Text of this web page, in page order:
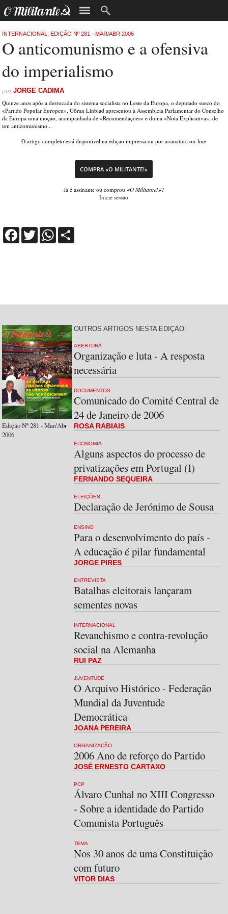
INTERNACIONAL ,EDIÇÃO Nº 281 - MAR/ABR 2006
O anticomunismo e a ofensiva
do imperialismo
porJORGE CADIMA
Quinze anos após a derrocada do sistema socialista no Leste da Europa, o deputado sueco do
«Partido Popular Europeu», Göran Linblad apresentou à Assembleia Parlamentar do Conselho
da Europa uma moção, acompanhada de «Recomendações» e duma «Nota Explicativa», de
um anticomunismo...
O artigo completo está disponível na edição impressa ou por assinatura on-line
COMPRA «O MILITANTE!»
Já é assinante ou comprou «O Militante!»?
Inicie sessão
FacebookTwitterWhatsApp
Edição Nº 281 - Mar/Abr
2006
OUTROS ARTIGOS NESTA EDIÇÃO:
ABERTURA
Organização e luta - A resposta
necessária
DOCUMENTOS
Comunicado do Comité Central de
24 de Janeiro de 2006
ROSA RABIAIS
ECONOMIA
Alguns aspectos do processo de
privatizações em Portugal (I)
FERNANDO SEQUEIRA
ELEIÇÕES
Declaração de Jerónimo de Sousa
ENSINO
Para o desenvolvimento do país -
A educação é pilar fundamental
JORGE PIRES
ENTREVISTA
Batalhas eleitorais lançaram
sementes novas
INTERNACIONAL
Revanchismo e contra-revolução
social na Alemanha
RUI PAZ
JUVENTUDE
O Arquivo Histórico - Federação
Mundial da Juventude
Democrática
JOANA PEREIRA
ORGANIZAÇÃO
2006 Ano de reforço do Partido
JOSÉ ERNESTO CARTAXO
PCP
Álvaro Cunhal no XIII Congresso
- Sobre a identidade do Partido
Comunista Português
TEMA
Nos 30 anos de uma Constituição
com futuro
VITOR DIAS